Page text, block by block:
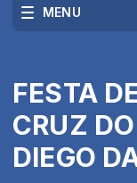
MENU
FESTA
CRUZ
DIEGO